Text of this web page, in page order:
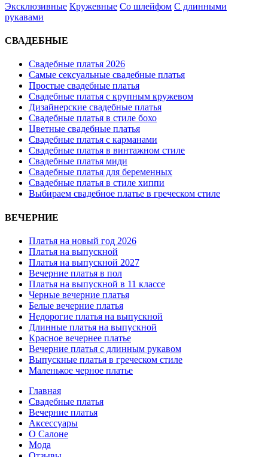
Эксклюзивные Кружевные Со шлейфом С длинными
рукавами
СВАДЕБНЫЕ
Свадебные платья 2026
Самые сексуальные свадебные платья
Простые свадебные платья
Свадебные платья с крупным кружевом
Дизайнерские свадебные платья
Свадебные платья в стиле бохо
Цветные свадебные платья
Свадебные платья с карманами
Свадебные платья в винтажном стиле
Свадебные платья миди
Свадебные платья для беременных
Свадебные платья в стиле хиппи
Выбираем свадебное платье в греческом стиле
ВЕЧЕРНИЕ
Платья на новый год 2026
Платья на выпускной
Платья на выпускной 2027
Вечерние платья в пол
Платья на выпускной в 11 классе
Черные вечерние платья
Белые вечерние платья
Недорогие платья на выпускной
Длинные платья на выпускной
Красное вечернее платье
Вечерние платья с длинным рукавом
Выпускные платья в греческом стиле
Маленькое черное платье
Главная
Свадебные платья
Вечерние платья
Аксессуары
О Салоне
Мода